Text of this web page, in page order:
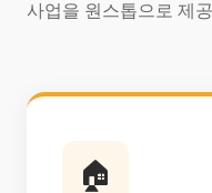
사업을 원스톱으로 제
🏠